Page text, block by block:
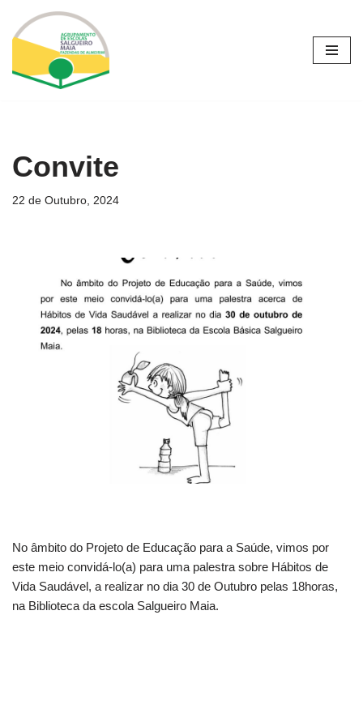
Avançar
Convite
22 de Outubro, 2024
No âmbito do Projeto de Educação para a Saúde, vimos por
este meio convidá-lo(a) para uma palestra sobre Hábitos de
Vida Saudável, a realizar no dia 30 de Outubro pelas 18horas,
na Biblioteca da escola Salgueiro Maia.